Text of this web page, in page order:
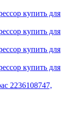
купить для
купить для
купить для
купить для
2236108747,